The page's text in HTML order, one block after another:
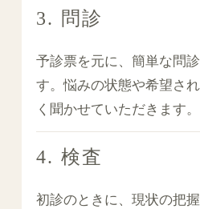
3. 問診
予診票を元に、簡単な問
す。悩みの状態や希望さ
く聞かせていただきます。
4. 検査
初診のときに、現状の把